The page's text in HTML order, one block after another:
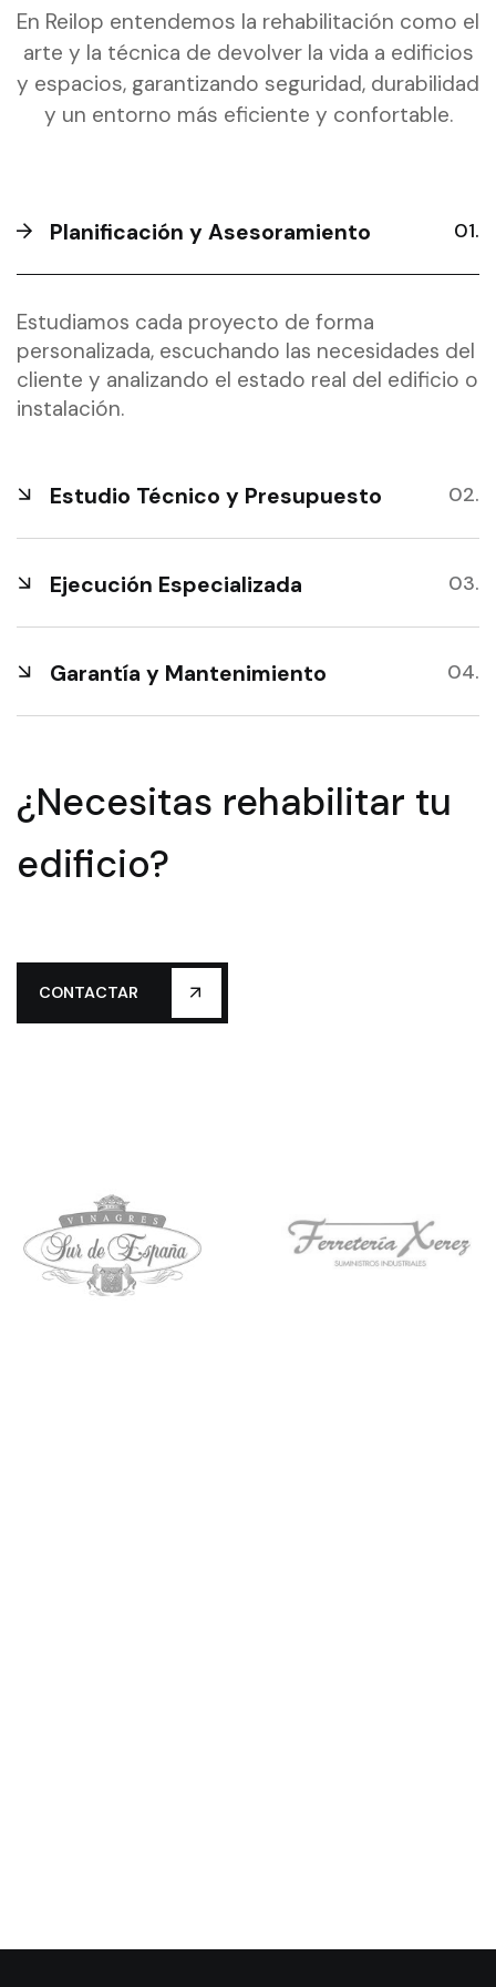
En Reilop entendemos la rehabilitación como el
arte y la técnica de devolver la vida a edificios
y espacios, garantizando seguridad, durabilidad
y un entorno más eficiente y confortable.
Planificación y Asesoramiento
Estudiamos cada proyecto de forma
personalizada, escuchando las necesidades del
cliente y analizando el estado real del edificio o
instalación.
Estudio Técnico y Presupuesto
Ejecución Especializada
Garantía y Mantenimiento
¿Necesitas rehabilitar tu
edificio?
CONTACTAR